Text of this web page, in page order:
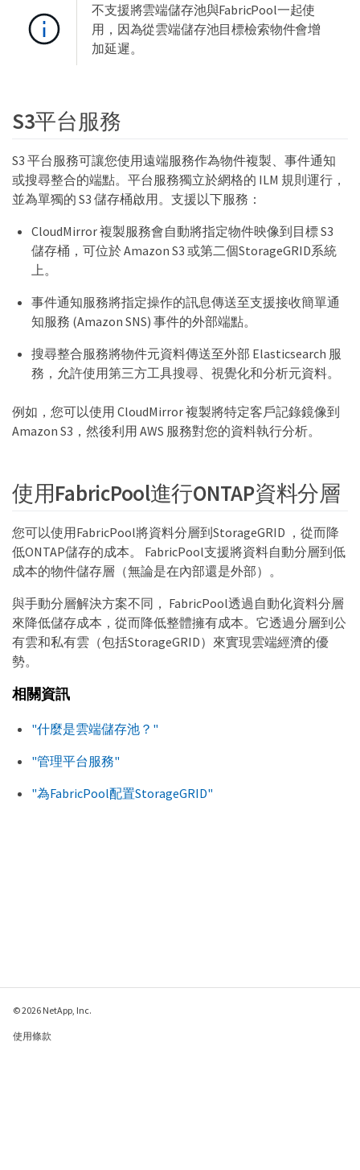
不支援將雲端儲存池與FabricPool一起使
用，因為從雲端儲存池目標檢索物件會增
加延遲。
S3平台服務
S3 平台服務可讓您使用遠端服務作為物件複製、事件通知
或搜尋整合的端點。平台服務獨立於網格的 ILM 規則運行，
並為單獨的 S3 儲存桶啟用。支援以下服務：
CloudMirror 複製服務會自動將指定物件映像到目標 S3
儲存桶，可位於 Amazon S3 或第二個StorageGRID系統
上。
事件通知服務將指定操作的訊息傳送至支援接收簡單通
知服務 (Amazon SNS) 事件的外部端點。
搜尋整合服務將物件元資料傳送至外部 Elasticsearch 服
務，允許使用第三方工具搜尋、視覺化和分析元資料。
例如，您可以使用 CloudMirror 複製將特定客戶記錄鏡像到
Amazon S3，然後利用 AWS 服務對您的資料執行分析。
使用FabricPool進行ONTAP資料分層
您可以使用FabricPool將資料分層到StorageGRID ，從而降
低ONTAP儲存的成本。 FabricPool支援將資料自動分層到低
成本的物件儲存層（無論是在內部還是外部）。
與手動分層解決方案不同， FabricPool透過自動化資料分層
來降低儲存成本，從而降低整體擁有成本。它透過分層到公
有雲和私有雲（包括StorageGRID）來實現雲端經濟的優
勢。
相關資訊
"什麼是雲端儲存池？"
"管理平台服務"
"為FabricPool配置StorageGRID"
© 2026 NetApp, Inc.
使用條款